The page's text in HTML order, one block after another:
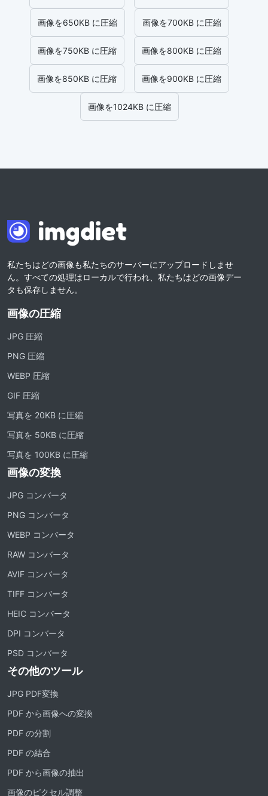
画像を650KB に圧縮 画像を700KB に圧縮
画像を750KB に圧縮 画像を800KB に圧縮
画像を850KB に圧縮 画像を900KB に圧縮
画像を1024KB に圧縮
私たちはどの画像も私たちのサーバーにアップロードしませ
ん。すべての処理はローカルで行われ、私たちはどの画像デー
タも保存しません。
画像の圧縮
JPG 圧縮
PNG 圧縮
WEBP 圧縮
GIF 圧縮
写真を 20KB に圧縮
写真を 50KB に圧縮
写真を 100KB に圧縮
画像の変換
JPG コンバータ
PNG コンバータ
WEBP コンバータ
RAW コンバータ
AVIF コンバータ
TIFF コンバータ
HEIC コンバータ
DPI コンバータ
PSD コンバータ
その他のツール
JPG PDF変換
PDF から画像への変換
PDF の分割
PDF の結合
PDF から画像の抽出
画像のピクセル調整